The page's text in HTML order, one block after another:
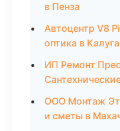
в Пенза
Автоцентр V8
оптика в Калуга
ИП Ремонт
ООО Монтаж
и сметы в